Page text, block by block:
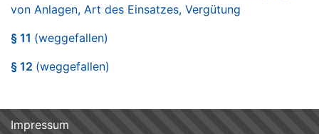
von Anlagen, Art des Einsatzes, Vergütung
§ 11 (weggefallen)
§ 12 (weggefallen)
Impressum